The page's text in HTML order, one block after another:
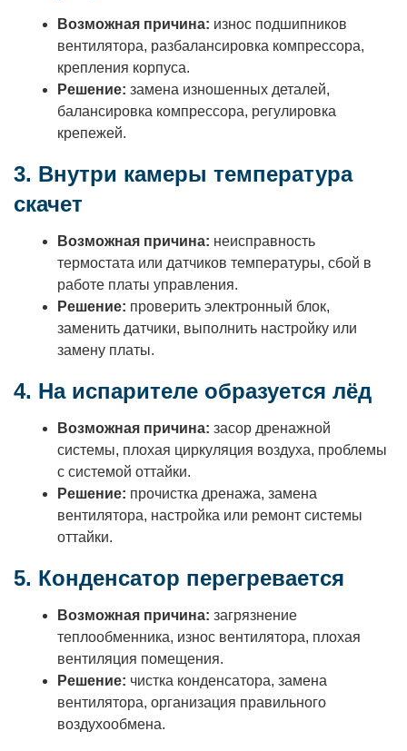
Возможная причина: износ подшипников
вентилятора, разбалансировка компрессора,
крепления корпуса.
Решение: замена изношенных деталей,
балансировка компрессора, регулировка
крепежей.
3. Внутри камеры температура
скачет
Возможная причина: неисправность
термостата или датчиков температуры, сбой в
работе платы управления.
Решение: проверить электронный блок,
заменить датчики, выполнить настройку или
замену платы.
4. На испарителе образуется лёд
Возможная причина: засор дренажной
системы, плохая циркуляция воздуха, проблемы
с системой оттайки.
Решение: прочистка дренажа, замена
вентилятора, настройка или ремонт системы
оттайки.
5. Конденсатор перегревается
Возможная причина: загрязнение
теплообменника, износ вентилятора, плохая
вентиляция помещения.
Решение: чистка конденсатора, замена
вентилятора, организация правильного
воздухообмена.